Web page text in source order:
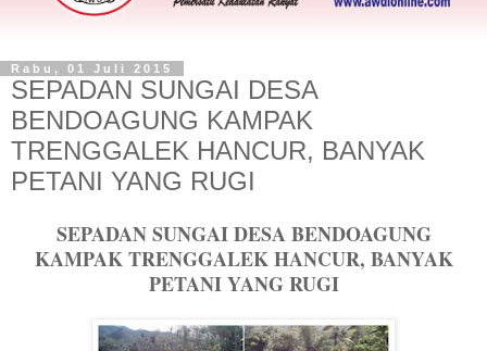
Rabu, 01 Juli 2015
SEPADAN SUNGAI DESA
BENDOAGUNG KAMPAK
TRENGGALEK HANCUR, BANYAK
PETANI YANG RUGI
SEPADAN SUNGAI DESA BENDOAGUNG
KAMPAK TRENGGALEK HANCUR, BANYAK
PETANI YANG RUGI